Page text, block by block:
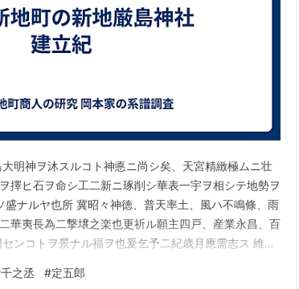
大明神ヲ沐スルコト神悳ニ尚シ矣、天宮精緻極ムニ壮
擇ヒ石ヲ命シ工二新ニ琢削シ華表一宇ヲ相シテ地勢ヲ
盛ナルヤ也所 冀昭々神徳、普天率土、風ハ不鳴條、雨
華夷長為二撃壌之楽也更祈ル願主四戸、産業永昌、百
ンコトヲ景ナル福ヲ也爰乞予二紀歳月應需志ス 維時
よる読み下し文】 本郷、二鎮たる厳島大明神を奉
千之丞 #定五郎